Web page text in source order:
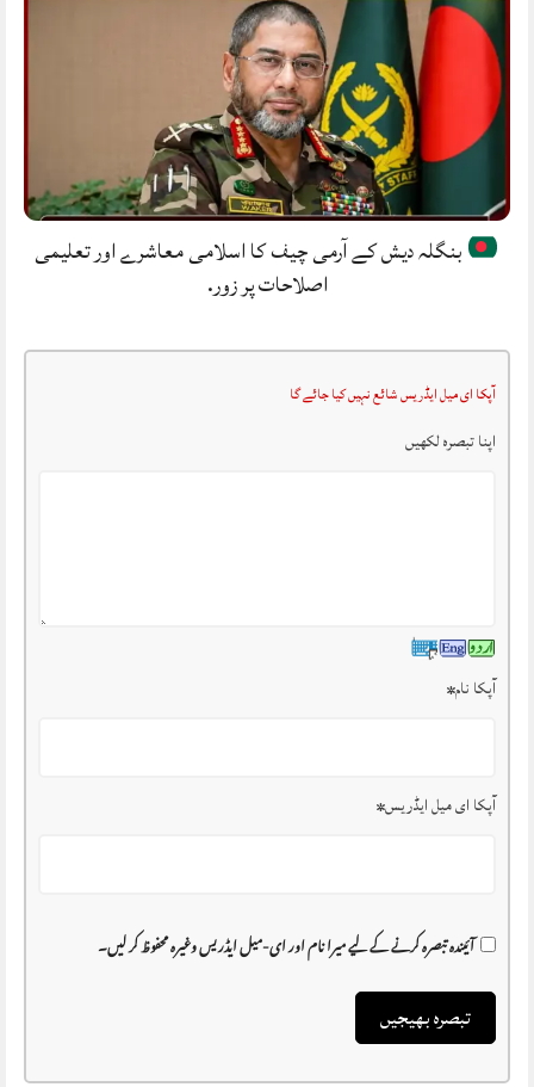
بنگلہ دیش کے آرمی چیف کا اسلامی معاشرے اور تعلیمی
اصلاحات پر زور.
آپکا ای میل ایڈریس شائع نہیں کیا جائے گا
اپنا تبصرہ لکھیں
آپکا نام*
آپکا ای میل ایڈریس*
آئیندہ تبصرہ کرنے کے لیے میرا نام اور ای-میل ایڈریس وغیرہ محفوظ کر لیں۔